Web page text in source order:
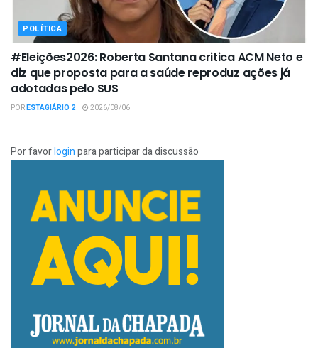
POLÍTICA
#Eleições2026: Roberta Santana critica ACM Neto e
diz que proposta para a saúde reproduz ações já
adotadas pelo SUS
PORESTAGIÁRIO 2 2026/08/06
Por favorloginpara participar da discussão